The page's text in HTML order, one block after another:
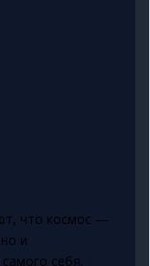
что космос —
и
себя.